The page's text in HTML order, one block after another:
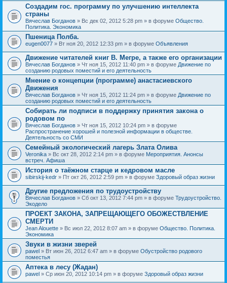
Создадим гос. программу по улучшению интеллекта
страны
Вячеслав Богданов » Вс дек 02, 2012 5:28 pm » в форуме Общество.
Политика. Экономика
Пшеница Полба.
eugen0077 » Вт ноя 20, 2012 12:33 pm » в форуме Объявления
Движение читателей книг В. Мегре, а также его организации
Вячеслав Богданов » Чт ноя 15, 2012 11:40 pm » в форуме Движение по
созданию родовых поместий и его деятельность
Мнение о концепции (программе) анастасиевского
Движения
Вячеслав Богданов » Чт ноя 15, 2012 11:24 pm » в форуме Движение по
созданию родовых поместий и его деятельность
Собирать ли подписи в поддержку принятия закона о
родовом по
Вячеслав Богданов » Чт ноя 15, 2012 10:24 pm » в форуме
Распространение хорошей и полезной информации в обществе.
Деятельность со СМИ
Семейный экологический лагерь Злата Олива
Veronika » Вс окт 28, 2012 2:14 pm » в форуме Мероприятия. Анонсы
встреч. Афиша
История о таёжном старце и кедровом масле
sibirskij-kedr » Пт окт 26, 2012 2:59 pm » в форуме Здоровый образ жизни
Другие предложения по трудоустройству
Вячеслав Богданов » Сб окт 13, 2012 7:44 pm » в форуме Трудоустройство.
Экодело
ПРОЕКТ ЗАКОНА, ЗАПРЕЩАЮЩЕГО ОБОЖЕСТВЛЕНИЕ
СМЕРТИ
Jean Alouette » Вс июл 22, 2012 8:07 am » в форуме Общество. Политика.
Экономика
Звуки в жизни зверей
pawel » Вт июн 26, 2012 6:47 am » в форуме Обустройство родового
поместья
Аптека в лесу (Жадан)
pawel » Ср июн 20, 2012 10:14 pm » в форуме Здоровый образ жизни